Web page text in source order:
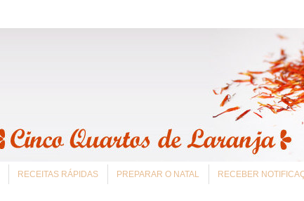
RECEITAS RÁPIDAS PREPARAR O NATAL RECEBER